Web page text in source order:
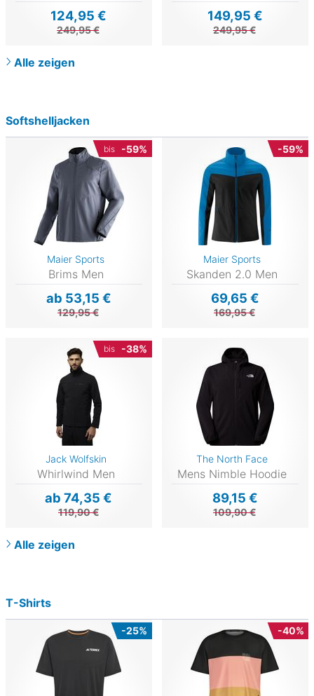
124,95 €
249,95 €
149,95 €
249,95 €
Alle zeigen
Softshelljacken
bis -59%
Maier Sports
Brims Men
ab 53,15 €
129,95 €
-59%
Maier Sports
Skanden 2.0 Men
69,65 €
169,95 €
bis -38%
Jack Wolfskin
Whirlwind Men
ab 74,35 €
119,90 €
The North Face
Mens Nimble Hoodie
89,15 €
109,90 €
Alle zeigen
T-Shirts
-25% -40%